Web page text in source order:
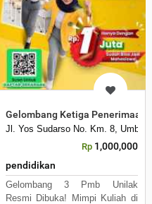
Unilak 1026
Gelombang Ketiga Penerimaan
Jl. Yos Sudarso No. Km. 8,
Rp 1,000,000
pendidikan
Gelombang 3 Pmb Unilak
Resmi Dibuka! Mimpi Kuliah di